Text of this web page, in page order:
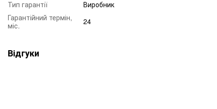
Тип гарантії
Виробник
Гарантійний термін,
міс.
24
Відгуки